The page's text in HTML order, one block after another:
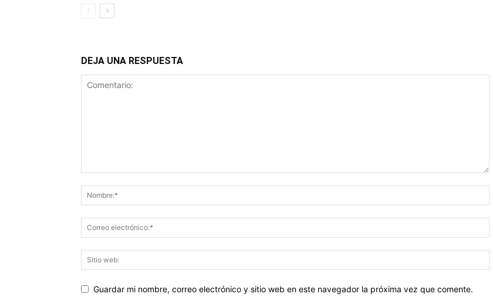
DEJA UNA RESPUESTA
Guardar mi nombre, correo electrónico y sitio web en este navegador la próxima vez que comente.